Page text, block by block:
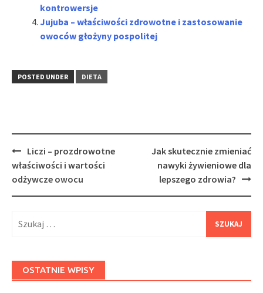
kontrowersje
Jujuba – właściwości zdrowotne i zastosowanie
owoców głożyny pospolitej
POSTED UNDER DIETA
Post
navigation
Liczi – prozdrowotne
właściwości i wartości
odżywcze owocu
Jak skutecznie zmieniać
nawyki żywieniowe dla
lepszego zdrowia?
OSTATNIE WPISY